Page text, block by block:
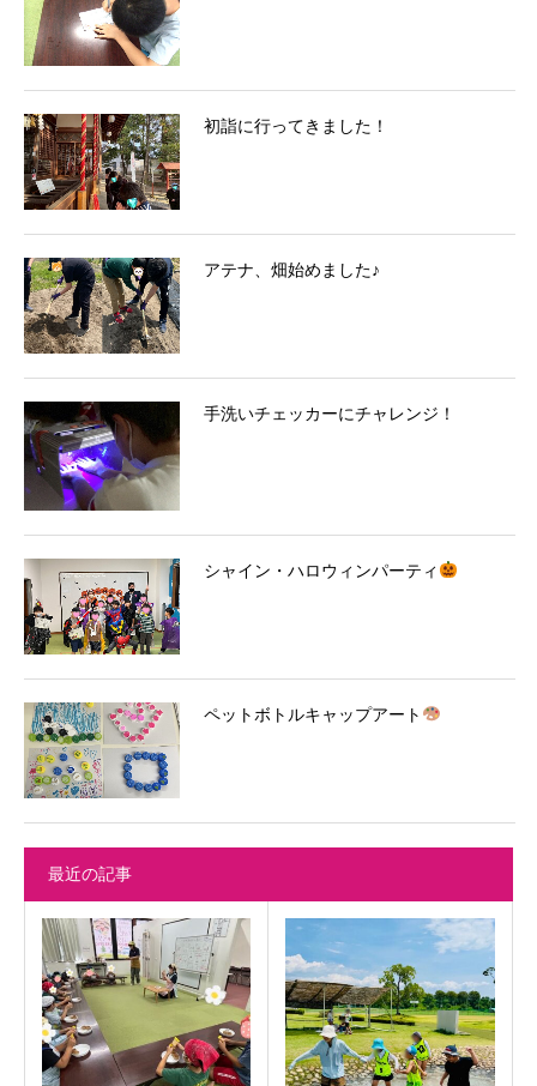
初詣に行ってきました！
アテナ、畑始めました♪
手洗いチェッカーにチャレンジ！
シャイン・ハロウィンパーティ
ペットボトルキャップアート
最近の記事